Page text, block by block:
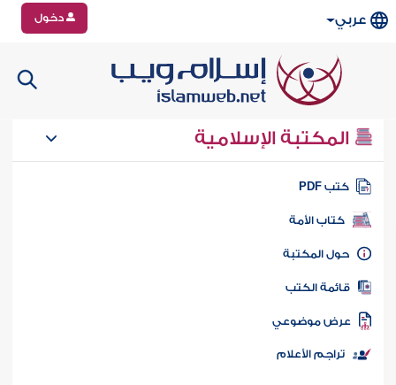
عربي دخول
المكتبة الإسلامية
كتب PDF
كتاب الأمة
المكتبة
الكتب
موضوعي